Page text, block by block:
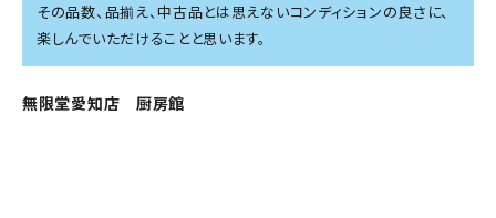
その品数、品揃え、中古品とは思えないコンディションの良さに、
楽しんでいただけることと思います。
無限堂愛知店 厨房館